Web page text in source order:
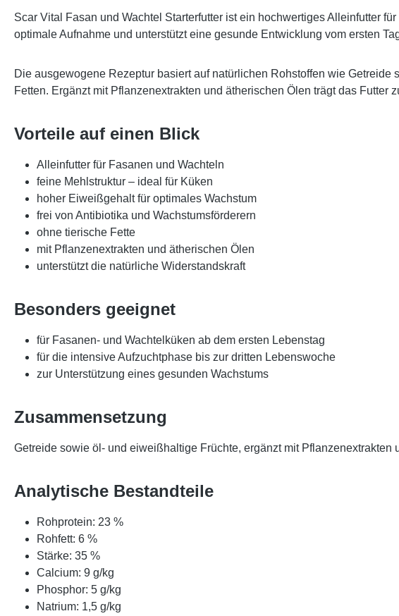
Scar Vital Fasan und Wachtel Starterfutter ist ein hochwertiges Alleinfutter
optimale Aufnahme und unterstützt eine gesunde Entwicklung vom ersten
Die ausgewogene Rezeptur basiert auf natürlichen Rohstoffen wie
Fetten. Ergänzt mit Pflanzenextrakten und ätherischen Ölen trägt das Futter
Vorteile auf einen Blick
Alleinfutter für Fasanen und Wachteln
feine Mehlstruktur – ideal für Küken
hoher Eiweißgehalt für optimales Wachstum
frei von Antibiotika und Wachstumsförderern
ohne tierische Fette
mit Pflanzenextrakten und ätherischen Ölen
unterstützt die natürliche Widerstandskraft
Besonders geeignet
für Fasanen- und Wachtelküken ab dem ersten Lebenstag
für die intensive Aufzuchtphase bis zur dritten Lebenswoche
zur Unterstützung eines gesunden Wachstums
Zusammensetzung
Getreide sowie öl- und eiweißhaltige Früchte, ergänzt mit Pflanzenextrakten
Analytische Bestandteile
Rohprotein: 23 %
Rohfett: 6 %
Stärke: 35 %
Calcium: 9 g/kg
Phosphor: 5 g/kg
Natrium: 1,5 g/kg